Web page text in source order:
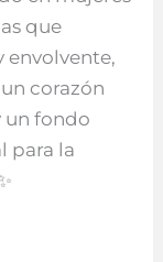
que
envolvente,
corazón
un fondo
para la